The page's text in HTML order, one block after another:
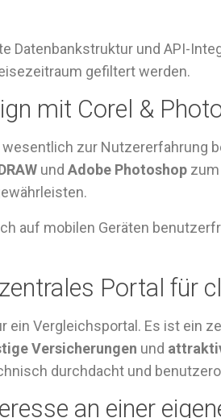
Datenbankstruktur und API-
gefiltert werden.
mit Corel &
zur Nutzererfahrung
und Adobe Photoshop
auf mobilen Geräten
Portal für
ein Vergleichsportal. Es ist ein
Versicherungen und
durchdacht und
an einer